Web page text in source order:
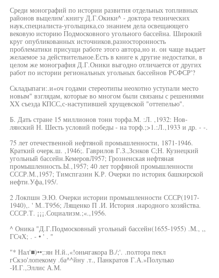
Среди монографий по истории развития отдельных топливных
районов вьщелим'.книгу Д.Г.Окики^ - доктора технических
наук,специалиста-угольщика,со знанием дела освещающего
вековую историю Подмосковного угольного бассейна. Широкий
круг опубликованных источников,разносторонность
проблематики присущи работе этого автора,но и. он чаще выдает
желаемое за действительное.Есть в книге к другие недостатки, в
целом же монография Д.Г.Оники выгодно отличается от других
работ по истории региональных угольных бассейнов РСФСР'?
Складыпаги:.и«оч годами стереотипы неохотно уступали место
новым" взглядам, которые во многом были связаны с решениями
XX съезда КПСС,с-наступившей хрущевской "оттепелью".
Б. Дать стране 15 миллионов тонн торфа.М. :Л. ,1932: Нов-
лянский Н. Шесть условий победы - на торф.;>1.:Л.,1933 и др. - -.
75 лет отечественной нефтяной промышленности, 1871-1946.
Краткий очерк.ш. ,1946;. Гаврилов Г.З.,Зснков С;Н. Кузнецкий
угольный бассейн.КемеровЛ957; Грозненская нефтяная
промышленность.Ы.,1957; 40 лет торфяной промышленности
СССР.М.,1957; Тимспгазин К.Р. Очерки по историк башкирской
нефти.Уфа,195/.
2 Локпшн Э.Ю. Очерки истории промышленности СССР(1917-
1940),. ' М..Т956; Лященко П .И. История .народного хозяйства.
СССР.Т. ¡¡¡.Социализм.;«.,1956.
^ Оника "Д.Г.Подмосковный угольный бассейн(1655-1955) .М., ,,
ГСчХ; . - • ' . "
"* Нал'■)••;:ян Н.й.,«!оньчгакора В./;'. .полтора пекл
гСкзо'лопекому .ба^^йну .т., Панкратов Г.А.»Полулько
-И.Г.,Эллис А.М.